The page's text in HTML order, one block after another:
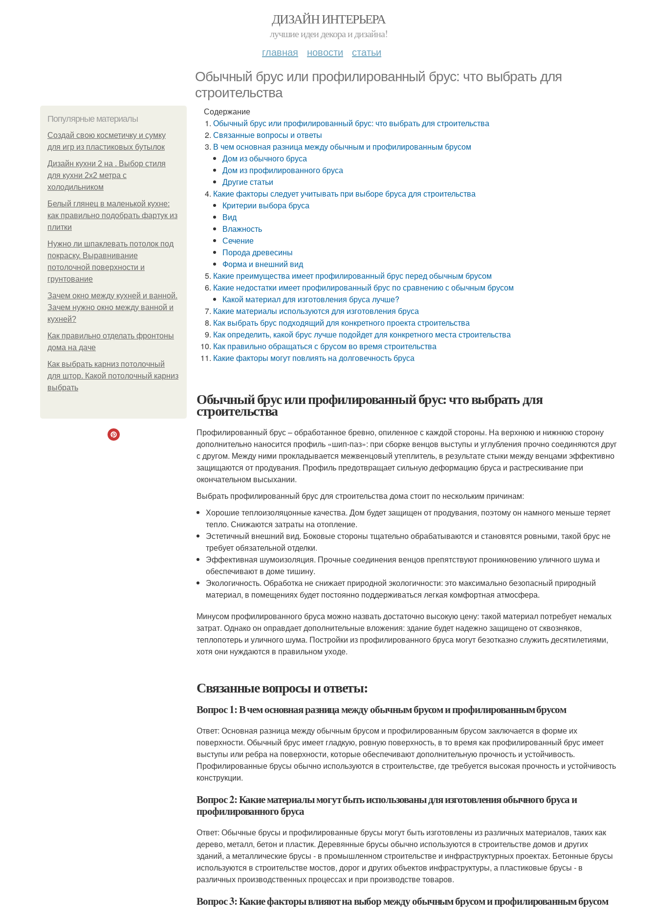
ДИЗАЙН ИНТЕРЬЕРА
лучшие идеи декора и дизайна!
главная новости статьи
Обычный брус или профилированный брус: что выбрать для
строительства
Популярные материалы
Создай свою косметичку и сумку
для игр из пластиковых бутылок
Дизайн кухни 2 на . Выбор стиля
для кухни 2х2 метра с
холодильником
Белый глянец в маленькой кухне:
как правильно подобрать фартук из
плитки
Нужно ли шпаклевать потолок под
покраску. Выравнивание
потолочной поверхности и
грунтование
Зачем окно между кухней и ванной.
Зачем нужно окно между ванной и
кухней?
Как правильно отделать фронтоны
дома на даче
Как выбрать карниз потолочный
для штор. Какой потолочный карниз
выбрать
Содержание
Обычный брус или профилированный брус: что выбрать для строительства
Связанные вопросы и ответы
В чем основная разница между обычным и профилированным брусом
Дом из обычного бруса
Дом из профилированного бруса
Другие статьи
Какие факторы следует учитывать при выборе бруса для строительства
Критерии выбора бруса
Вид
Влажность
Сечение
Порода древесины
Форма и внешний вид
Какие преимущества имеет профилированный брус перед обычным брусом
Какие недостатки имеет профилированный брус по сравнению с обычным брусом
Какой материал для изготовления бруса лучше?
Какие материалы используются для изготовления бруса
Как выбрать брус подходящий для конкретного проекта строительства
Как определить, какой брус лучше подойдет для конкретного места строительства
Как правильно обращаться с брусом во время строительства
Какие факторы могут повлиять на долговечность бруса
Обычный брус или профилированный брус: что выбрать для
строительства
Профилированный брус – обработанное бревно, опиленное с каждой стороны. На верхнюю и нижнюю сторону
дополнительно наносится профиль «шип-паз»: при сборке венцов выступы и углубления прочно соединяются друг
с другом. Между ними прокладывается межвенцовый утеплитель, в результате стыки между венцами эффективно
защищаются от продувания. Профиль предотвращает сильную деформацию бруса и растрескивание при
окончательном высыхании.
Выбрать профилированный брус для строительства дома стоит по нескольким причинам:
Хорошие теплоизоляцонные качества. Дом будет защищен от продувания, поэтому он намного меньше теряет
тепло. Снижаются затраты на отопление.
Эстетичный внешний вид. Боковые стороны тщательно обрабатываются и становятся ровными, такой брус не
требует обязательной отделки.
Эффективная шумоизоляция. Прочные соединения венцов препятствуют проникновению уличного шума и
обеспечивают в доме тишину.
Экологичность. Обработка не снижает природной экологичности: это максимально безопасный природный
материал, в помещениях будет постоянно поддерживаться легкая комфортная атмосфера.
Минусом профилированного бруса можно назвать достаточно высокую цену: такой материал потребует немалых
затрат. Однако он оправдает дополнительные вложения: здание будет надежно защищено от сквозняков,
теплопотерь и уличного шума. Постройки из профилированного бруса могут безотказно служить десятилетиями,
хотя они нуждаются в правильном уходе.
Связанные вопросы и ответы:
Вопрос 1: В чем основная разница между обычным брусом и профилированным брусом
Ответ: Основная разница между обычным брусом и профилированным брусом заключается в форме их
поверхности. Обычный брус имеет гладкую, ровную поверхность, в то время как профилированный брус имеет
выступы или ребра на поверхности, которые обеспечивают дополнительную прочность и устойчивость.
Профилированные брусы обычно используются в строительстве, где требуется высокая прочность и устойчивость
конструкции.
Вопрос 2: Какие материалы могут быть использованы для изготовления обычного бруса и
профилированного бруса
Ответ: Обычные брусы и профилированные брусы могут быть изготовлены из различных материалов, таких как
дерево, металл, бетон и пластик. Деревянные брусы обычно используются в строительстве домов и других
зданий, а металлические брусы - в промышленном строительстве и инфраструктурных проектах. Бетонные брусы
используются в строительстве мостов, дорог и других объектов инфраструктуры, а пластиковые брусы - в
различных производственных процессах и при производстве товаров.
Вопрос 3: Какие факторы влияют на выбор между обычным брусом и профилированным брусом